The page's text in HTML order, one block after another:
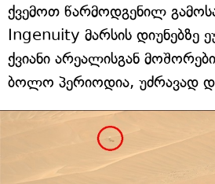
ქვემოთ წარმოდგენილ
Ingenuity მარსის დიუნებზე
ქვიანი არეალისგან
ბოლო პერიოდია, უძრავად